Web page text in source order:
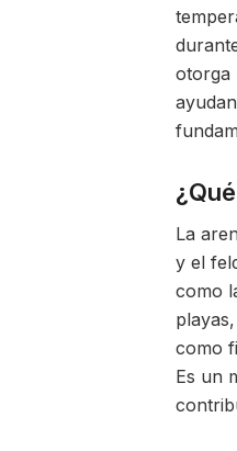
otorga
La
y el
como
como
Es un